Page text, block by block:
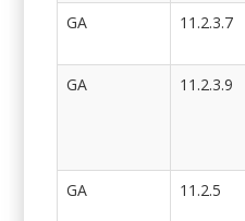
GA
11.2.3.7
GA
11.2.3.9
GA
11.2.5